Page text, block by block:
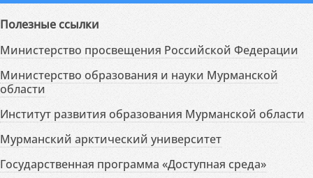
Полезные ссылки
Министерство просвещения Российской Федерации
Министерство образования и науки Мурманской
области
Институт развития образования Мурманской области
Мурманский арктический университет
Государственная программа «Доступная среда»